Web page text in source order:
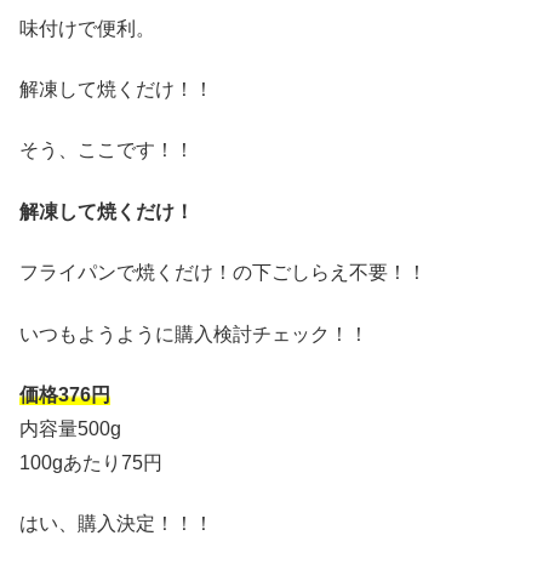
味付けで便利。
解凍して焼くだけ！！
そう、ここです！！
解凍して焼くだけ！
フライパンで焼くだけ！の下ごしらえ不要！！
いつもようように購入検討チェック！！
価格376円
内容量500g
100gあたり75円
はい、購入決定！！！